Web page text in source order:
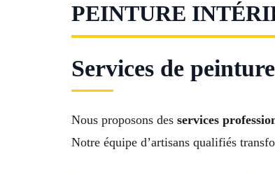
PEINTURE
Services de
Nous proposons des services
Notre équipe d’artisans qualifiés